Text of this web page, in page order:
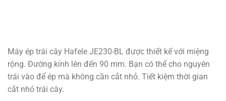
Máy ép trái cây Hafele JE230-BL được thiết kế với miệng
rộng. Đường kính lên đến 90 mm. Bạn có thể cho nguyên
trái vào để ép mà không cần cắt nhỏ. Tiết kiệm thời gian
cắt nhỏ trái cây.